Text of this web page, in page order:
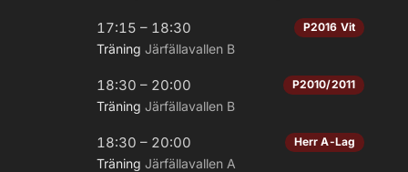
17:15 – 18:30 P2016 Vit
Träning Järfällavallen B
18:30 – 20:00 P2010/2011
Träning Järfällavallen B
18:30 – 20:00 Herr A-Lag
Träning Järfällavallen A